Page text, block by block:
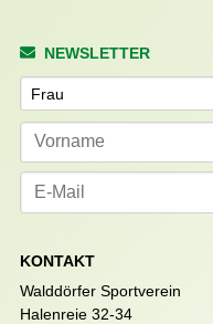
NEWSLETTER
Anrede
KONTAKT
Walddörfer Sportverein
Halenreie 32-34